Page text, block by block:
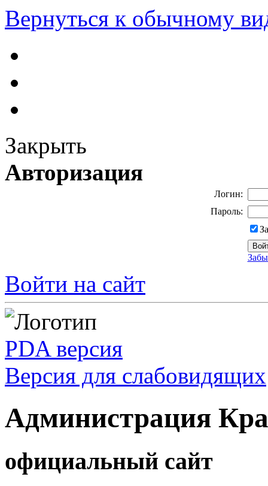
Вернуться к обычному
Закрыть
Авторизация
Логин:
Пароль:
Войти на сайт
PDA версия
Версия для слабовидящих
Администрация
официальный сайт